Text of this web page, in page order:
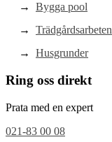
Bygga pool
Trädgårdsarbeten
Husgrunder
Ring oss direkt
Prata med en expert
021-83 00 08